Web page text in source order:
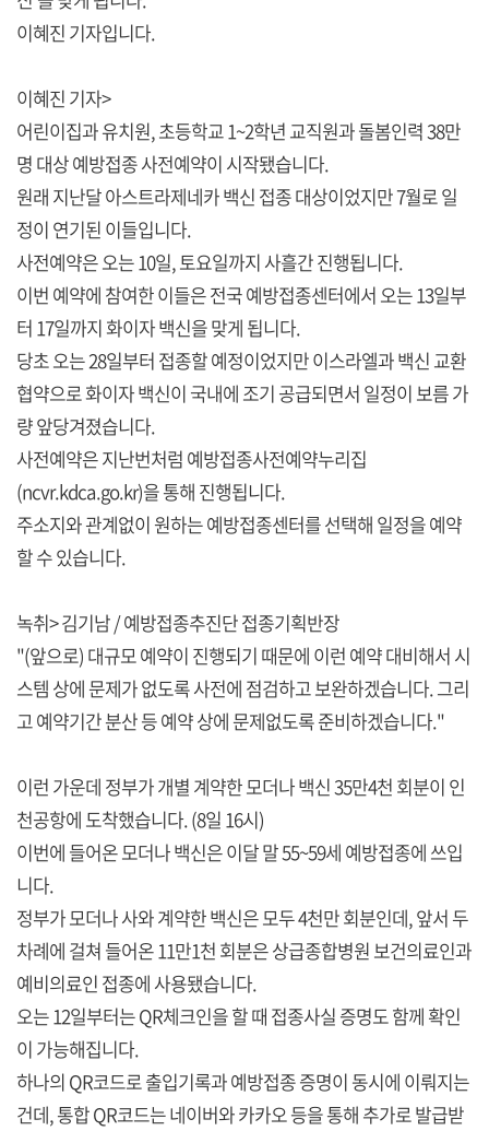
이혜진 기자입니다.
이혜진 기자>
어린이집과 유치원, 초등학교 1~2학년 교직원과 돌봄인력 38만
명 대상 예방접종 사전예약이 시작됐습니다.
원래 지난달 아스트라제네카 백신 접종 대상이었지만 7월로 일
정이 연기된 이들입니다.
사전예약은 오는 10일, 토요일까지 사흘간 진행됩니다.
이번 예약에 참여한 이들은 전국 예방접종센터에서 오는 13일부
터 17일까지 화이자 백신을 맞게 됩니다.
당초 오는 28일부터 접종할 예정이었지만 이스라엘과 백신 교환
협약으로 화이자 백신이 국내에 조기 공급되면서 일정이 보름 가
량 앞당겨졌습니다.
사전예약은 지난번처럼 예방접종사전예약누리집
(ncvr.kdca.go.kr)을 통해 진행됩니다.
주소지와 관계없이 원하는 예방접종센터를 선택해 일정을 예약
할 수 있습니다.
녹취> 김기남 / 예방접종추진단 접종기획반장
"(앞으로) 대규모 예약이 진행되기 때문에 이런 예약 대비해서 시
스템 상에 문제가 없도록 사전에 점검하고 보완하겠습니다. 그리
고 예약기간 분산 등 예약 상에 문제없도록 준비하겠습니다."
이런 가운데 정부가 개별 계약한 모더나 백신 35만4천 회분이 인
천공항에 도착했습니다. (8일 16시)
이번에 들어온 모더나 백신은 이달 말 55~59세 예방접종에 쓰입
니다.
정부가 모더나 사와 계약한 백신은 모두 4천만 회분인데, 앞서 두
차례에 걸쳐 들어온 11만1천 회분은 상급종합병원 보건의료인과
예비의료인 접종에 사용됐습니다.
오는 12일부터는 QR체크인을 할 때 접종사실 증명도 함께 확인
이 가능해집니다.
하나의 QR코드로 출입기록과 예방접종 증명이 동시에 이뤄지는
건데, 통합 QR코드는 네이버와 카카오 등을 통해 추가로 발급받